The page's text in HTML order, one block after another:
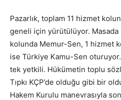
Pazarlık, toplam 11 hizmet
geneli için yürütülüyor. Masada
kolunda Memur-Sen, 1 hizmet
ise Türkiye Kamu-Sen
tek yetkili. Hükümetin toplu
Tıpkı KÇP’de olduğu gibi bir
Hakem Kurulu manevrasıyla